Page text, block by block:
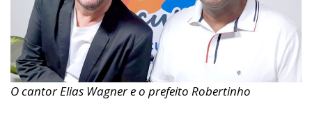
O cantor Elias Wagner e o prefeito Robertinho